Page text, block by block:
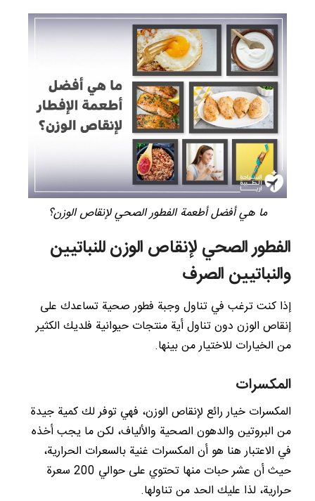
ما هي أفضل أطعمة الفطور الصحي لإنقاص الوزن؟
الفطور الصحي لإنقاص الوزن للنباتيين
والنباتيين الصرف
إذا كنت ترغب في تناول وجبة فطور صحية تساعدك على
إنقاص الوزن دون تناول أية منتجات حيوانية فلديك الكثير
من الخيارات للاختيار من بينها.
المكسرات
المكسرات خيار رائع لإنقاص الوزن، فهي توفر لك كمية جيدة
من البروتين والدهون الصحية والألياف، لكن ما يجب أخذه
في الاعتبار هنا هو أن المكسرات غنية بالسعرات الحرارية،
حيث أن عشر حبات منها تحتوي على حوالي 200 سعرة
حرارية، لذا عليك الحد من تناولها.